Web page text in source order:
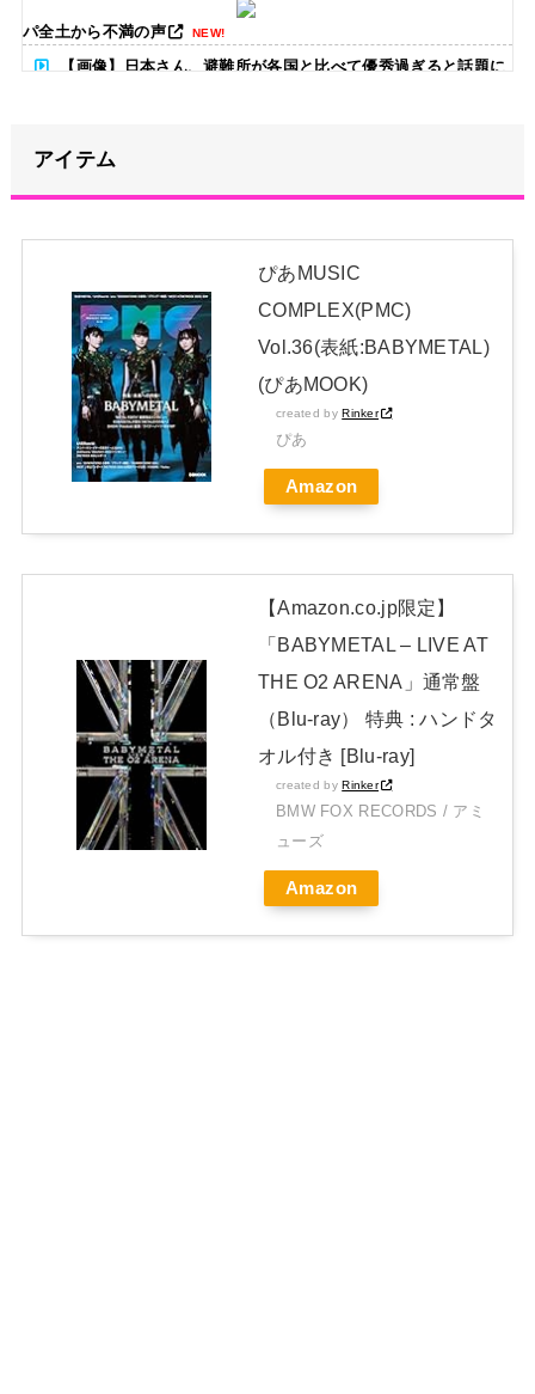
パ全土から不満の声 NEW!
【画像】日本さん、避難所が各国と比べて優秀過ぎると話題に
で600万再生を突破してしまう←正直、こう言うのでいいんだよなw
w w w w w w w
【表×2】乃木坂46「是非に及ばず」ミーグリ8次完売表！1名だ
菅原咲月ちゃんと中西アルノちゃん、５期６期合同ライブをお
ねだり！！！【乃木坂46】
日本独自企画・限定生産盤「METAL FORTH (DELUXE
JAPAN EDITION)」着弾
【BABYMETAL】METAL FORTH DELUXE JAPAN EDITION
アイテム
ぴあMUSIC
COMPLEX(PMC)
Vol.36(表紙:BABYMETAL)
(ぴあMOOK)
created byRinker
ぴあ
Amazon
【Amazon.co.jp限定】
「BABYMETAL – LIVE AT
THE O2 ARENA」通常盤
（Blu-ray） 特典 : ハンドタ
オル付き [Blu-ray]
created byRinker
BMW FOX RECORDS / アミ
ューズ
Amazon